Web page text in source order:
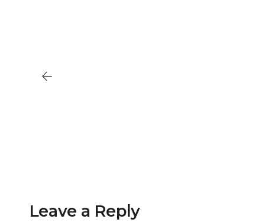
Leave a Reply